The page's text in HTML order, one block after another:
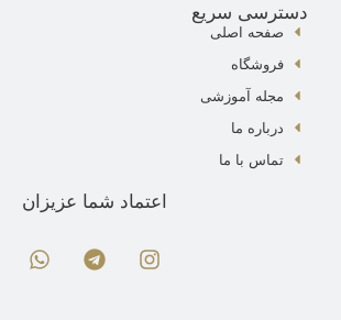
دسترسی سریع
صفحه اصلی
فروشگاه
مجله آموزشی
درباره ما
تماس با ما
اعتماد شما عزیزان